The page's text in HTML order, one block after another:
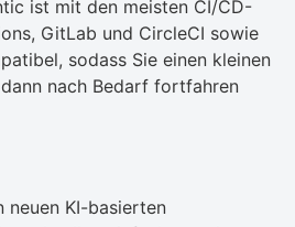
ist mit den meisten CI/CD-
GitLab und CircleCI sowie
sodass Sie einen kleinen
nach Bedarf fortfahren
neuen KI-basierten